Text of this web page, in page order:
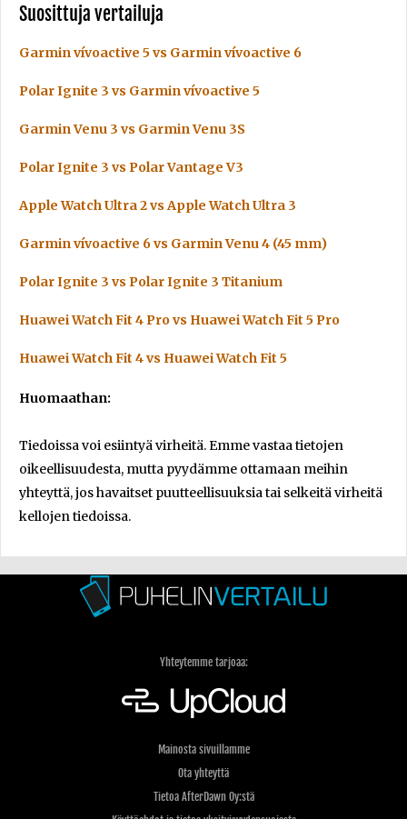
Suosittuja vertailuja
Garmin vívoactive 5 vs Garmin vívoactive 6
Polar Ignite 3 vs Garmin vívoactive 5
Garmin Venu 3 vs Garmin Venu 3S
Polar Ignite 3 vs Polar Vantage V3
Apple Watch Ultra 2 vs Apple Watch Ultra 3
Garmin vívoactive 6 vs Garmin Venu 4 (45 mm)
Polar Ignite 3 vs Polar Ignite 3 Titanium
Huawei Watch Fit 4 Pro vs Huawei Watch Fit 5 Pro
Huawei Watch Fit 4 vs Huawei Watch Fit 5
Huomaathan:
Tiedoissa voi esiintyä virheitä. Emme vastaa tietojen
oikeellisuudesta, mutta pyydämme ottamaan meihin
yhteyttä, jos havaitset puutteellisuuksia tai selkeitä virheitä
kellojen tiedoissa.
Yhteytemme tarjoaa:
Mainosta sivuillamme
Ota yhteyttä
Tietoa AfterDawn Oy:stä